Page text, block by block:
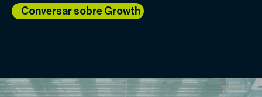
Conversar sobre Growth